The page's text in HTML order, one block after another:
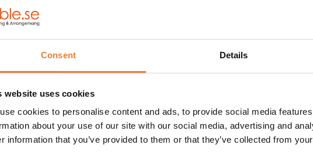
Consent Details
website uses cookies
cookies to personalise content and ads, to provide social media
about your use of our site with our social media, advertising and
information that you’ve provided to them or that they’ve collected from
Rostfri design.
vilket kan ge avvikelser från angivna
MÅTT: Ø 25 cm (platta)
INKOPPLING EL: 230 V